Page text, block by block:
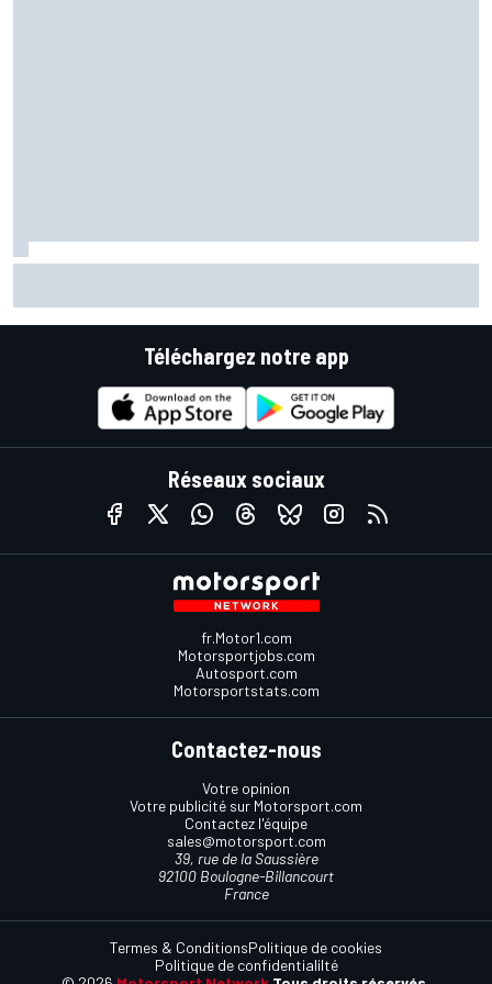
Téléchargez notre app
Réseaux sociaux
fr.Motor1.com
Motorsportjobs.com
Autosport.com
Motorsportstats.com
Contactez-nous
Votre opinion
Votre publicité sur Motorsport.com
Contactez l'équipe
sales@motorsport.com
39, rue de la Saussière
92100 Boulogne-Billancourt
France
Termes & ConditionsPolitique de cookies
Politique de confidentialilté